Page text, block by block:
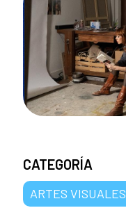
CATEGORÍA
ARTES VISUALES